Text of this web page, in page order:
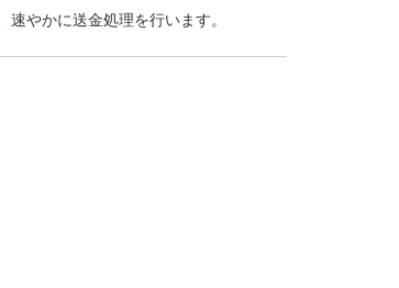
やかに送金処理を行います。